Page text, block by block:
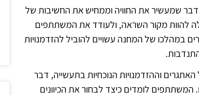
דבר שמעשיר את החוויה וממחיש את החשיבות של
להוות מקור השראה, ולעודד את המשתתפים
במהלכו של המחנה עשויים להוביל להזדמנויות
וההזדמנויות הנוכחיות בתעשייה, דבר
לומדים כיצד לבחור את הכיוונים